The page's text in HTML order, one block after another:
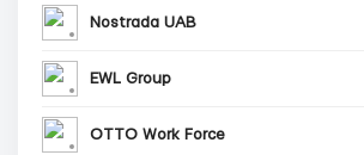
Nostrada UAB
EWL Group
OTTO Work Force